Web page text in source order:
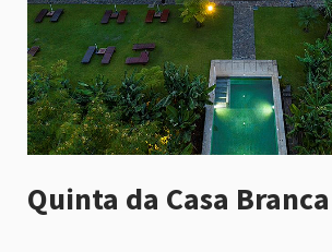
Quinta da Casa Branca